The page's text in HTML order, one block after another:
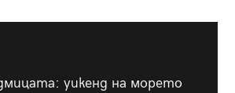
уикенд на морето